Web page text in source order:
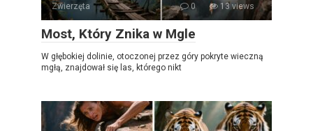
Zwierzęta 0 13 views
Most, Który Znika w Mgle
W głębokiej dolinie, otoczonej przez góry pokryte wieczną
mgłą, znajdował się las, którego nikt